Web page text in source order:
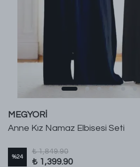
MEGYORİ
Anne Kız Namaz Elbisesi Seti
%24
₺ 1,849.90
₺ 1,399.90